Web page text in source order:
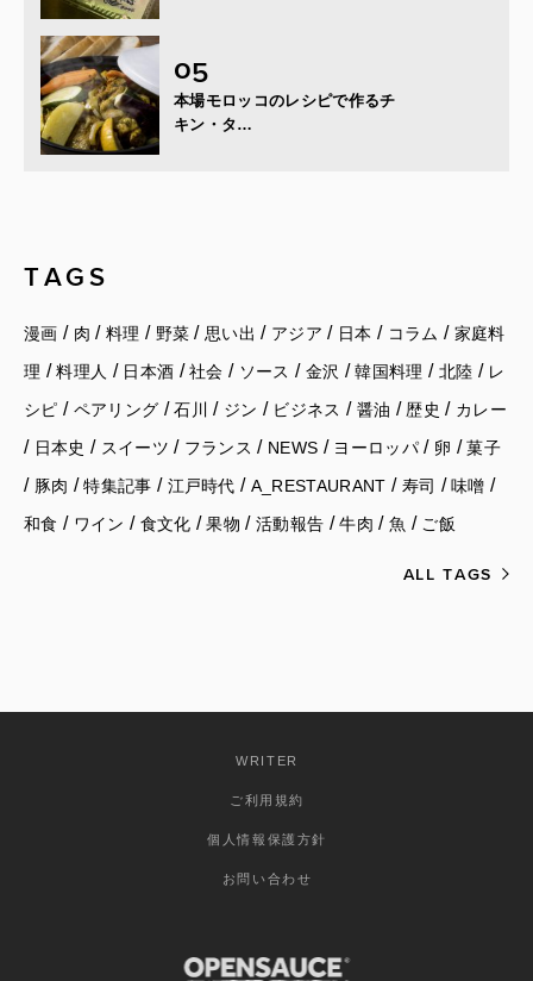
本場モロッコのレシピで作るチ
キン・タ…
TAGS
漫画 / 肉 / 料理 / 野菜 / 思い出 / アジア / 日本 / コラム / 家庭料
理 /料理人 / 日本酒 /社会 / ソース / 金沢 /韓国料理 / 北陸 / レ
シピ / ペアリング /石川 / ジン / ビジネス / 醤油 / 歴史 / カレー
/ 日本史 / スイーツ / フランス / NEWS / ヨーロッパ/ 卵 /菓子
/ 豚肉 /特集記事 / 江戸時代 / A_RESTAURANT / 寿司 /味噌 /
和食 / ワイン / 食文化 /果物 /活動報告 /牛肉 / 魚 / ご飯
ALL TAGS
WRITER
ご利用規約
個人情報保護方針
お問い合わせ